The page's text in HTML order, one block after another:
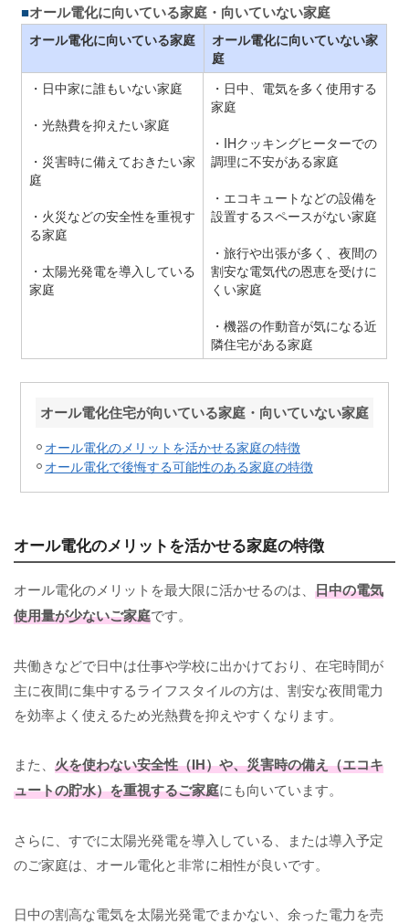
オール電化に向いている家庭・向いていない家庭
オール電化に向いている家庭
オール電化に向いていない家
庭
・日中家に誰もいない家庭
・光熱費を抑えたい家庭
・災害時に備えておきたい家
庭
・火災などの安全性を重視す
る家庭
・太陽光発電を導入している
家庭
・日中、電気を多く使用する
家庭
・IHクッキングヒーターでの
調理に不安がある家庭
・エコキュートなどの設備を
設置するスペースがない家庭
・旅行や出張が多く、夜間の
割安な電気代の恩恵を受けに
くい家庭
・機器の作動音が気になる近
隣住宅がある家庭
オール電化住宅が向いている家庭・向いていない家庭
オール電化のメリットを活かせる家庭の特徴
オール電化で後悔する可能性のある家庭の特徴
オール電化のメリットを活かせる家庭の特徴
オール電化のメリットを最大限に活かせるのは、 日中の電気
使用量が少ないご家庭です。
共働きなどで日中は仕事や学校に出かけており、在宅時間が
主に夜間に集中するライフスタイルの方は、割安な夜間電力
を効率よく使えるため光熱費を抑えやすくなります。
また、 火を使わない安全性（IH）や、災害時の備え（エコキ
ュートの貯水）を重視するご家庭にも向いています。
さらに、すでに太陽光発電を導入している、または導入予定
のご家庭は、オール電化と非常に相性が良いです。
日中の割高な電気を太陽光発電でまかない、余った電力を売